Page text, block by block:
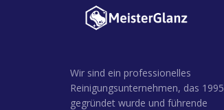
Wir sind ein professionelles
Reinigungsunternehmen, das 1995
gegründet wurde und führende